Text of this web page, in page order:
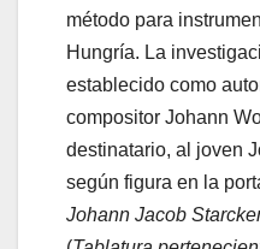
método para
Hungría. La
establecido como
compositor Johann
destinatario, al joven
según figura en la
Johann Jacob